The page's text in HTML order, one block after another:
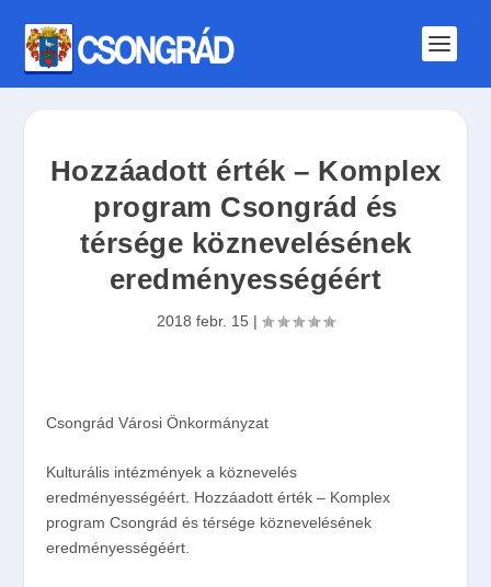
Hozzáadott érték – Komplex
program Csongrád és
térsége köznevelésének
eredményességéért
2018 febr. 15 |
Csongrád Városi Önkormányzat
Kulturális intézmények a köznevelés
eredményességéért. Hozzáadott érték – Komplex
program Csongrád és térsége köznevelésének
eredményességéért.